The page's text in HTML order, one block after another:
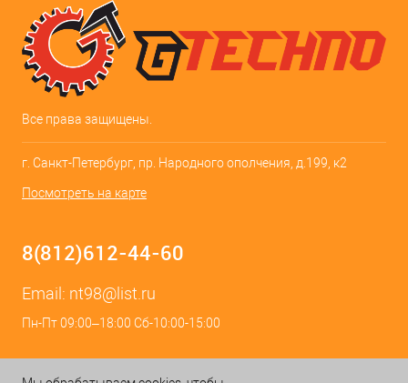
Все права защищены.
г. Санкт-Петербург, пр. Народного ополчения, д.199, к2
Посмотреть на карте
8(812)612-44-60
Email: nt98@list.ru
Пн-Пт 09:00–18:00 Сб-10:00-15:00